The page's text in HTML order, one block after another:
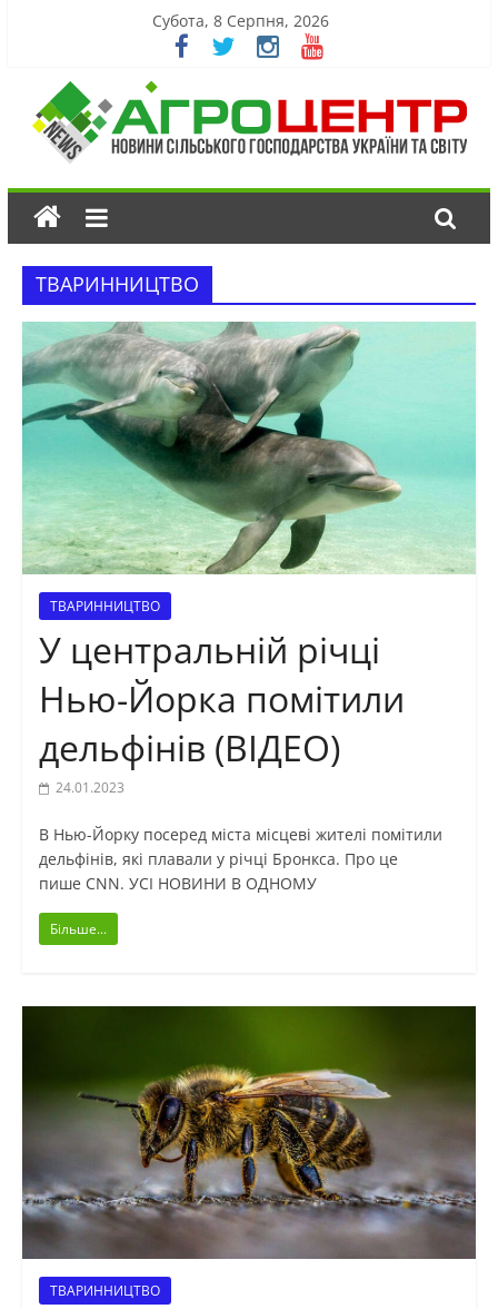
Субота, 8 Серпня, 2026
ТВАРИННИЦТВО
ТВАРИННИЦТВО
У центральній річці
Нью-Йорка помітили
дельфінів (ВІДЕО)
24.01.2023
В Нью-Йорку посеред міста місцеві жителі помітили
дельфінів, які плавали у річці Бронкса. Про це
пише CNN. УСІ НОВИНИ В ОДНОМУ
Більше...
ТВАРИННИЦТВО